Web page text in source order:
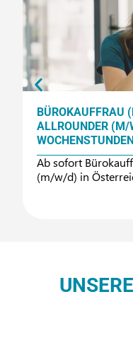
BÜROKAUFFRAU
ALLROUNDER
WOCHENSTUNDEN
Ab sofort
(m/w/d) in